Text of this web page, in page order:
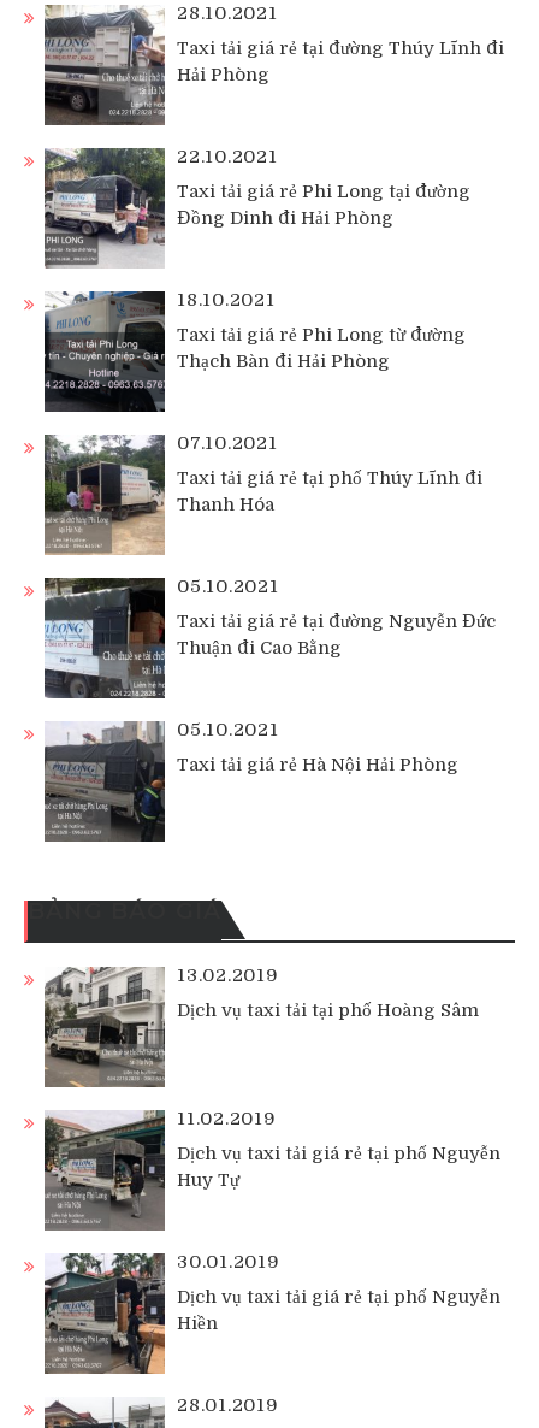
28.10.2021
Taxi tải giá rẻ tại đường Thúy Lĩnh đi
Hải Phòng
22.10.2021
Taxi tải giá rẻ Phi Long tại đường
Đồng Dinh đi Hải Phòng
18.10.2021
Taxi tải giá rẻ Phi Long từ đường
Thạch Bàn đi Hải Phòng
07.10.2021
Taxi tải giá rẻ tại phố Thúy Lĩnh đi
Thanh Hóa
05.10.2021
Taxi tải giá rẻ tại đường Nguyễn Đức
Thuận đi Cao Bằng
05.10.2021
Taxi tải giá rẻ Hà Nội Hải Phòng
BẢNG BÁO GIÁ
13.02.2019
Dịch vụ taxi tải tại phố Hoàng Sâm
11.02.2019
Dịch vụ taxi tải giá rẻ tại phố Nguyễn
Huy Tự
30.01.2019
Dịch vụ taxi tải giá rẻ tại phố Nguyễn
Hiền
28.01.2019